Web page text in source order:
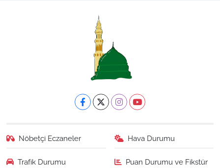
Nöbetçi Eczaneler Hava Durumu
Trafik Durumu Puan Durumu ve Fikstür